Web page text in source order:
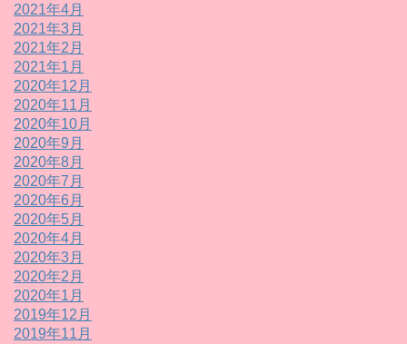
2021年4月
2021年3月
2021年2月
2021年1月
2020年12月
2020年11月
2020年10月
2020年9月
2020年8月
2020年7月
2020年6月
2020年5月
2020年4月
2020年3月
2020年2月
2020年1月
2019年12月
2019年11月